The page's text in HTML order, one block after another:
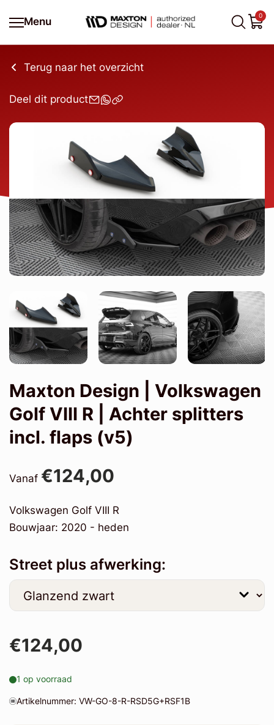
Menu
0
Terug naar het overzicht
Deel dit product
Maxton Design | Volkswagen
Golf VIII R | Achter splitters
incl. flaps (v5)
Vanaf €124,00
Volkswagen Golf VIII R
Bouwjaar: 2020 - heden
Street plus afwerking:
€124,00
1 op voorraad
Artikelnummer: VW-GO-8-R-RSD5G+RSF1B